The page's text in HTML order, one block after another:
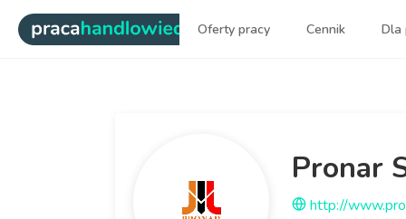
| Najlepsi ludzie sprzedaży
Oferty pracy Cennik Dla
Pronar
http://